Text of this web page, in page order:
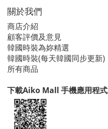
關於我們
商店介紹
顧客評價及意見
韓國時裝為妳精選
韓國時裝(每天韓國同步更新)
所有商品
下載Aiko Mall 手機應用程式